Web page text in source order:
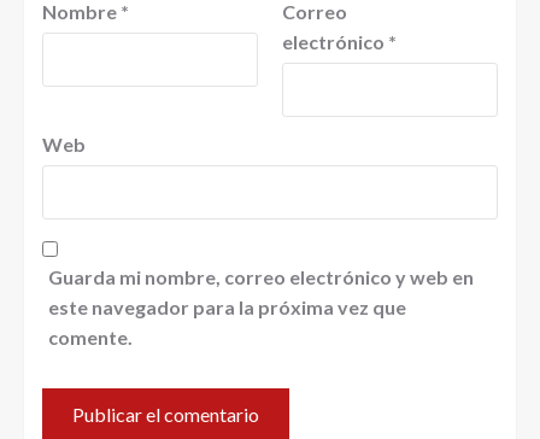
Nombre *
Correo
electrónico *
Web
Guarda mi nombre, correo electrónico y web en
este navegador para la próxima vez que
comente.